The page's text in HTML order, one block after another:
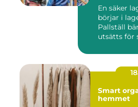
En säker
börjar i
Pallställ
utsätts för
Smart
hemmet